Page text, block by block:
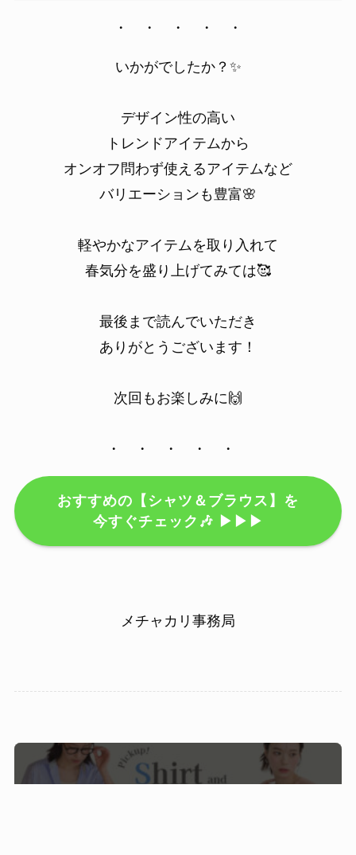
・ ・ ・ ・ ・
いかがでしたか？✨
デザイン性の高い
トレンドアイテムから
オンオフ問わず使えるアイテムなど
バリエーションも豊富🌸
軽やかなアイテムを取り入れて
春気分を盛り上げてみては🥰
最後まで読んでいただき
ありがとうございます！
次回もお楽しみに🙌
・ ・ ・ ・ ・
おすすめの【シャツ＆ブラウス】を
今すぐチェック🎶 ▶▶▶
メチャカリ事務局